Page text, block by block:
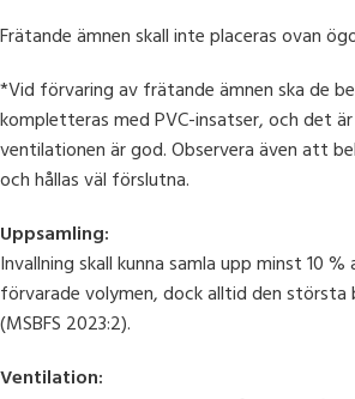
Frätande ämnen skall inte placeras ovan
*Vid förvaring av frätande ämnen ska de
kompletteras med PVC-insatser, och det
ventilationen är god. Observera även att
och hållas väl förslutna.
Uppsamling:
Invallning skall kunna samla upp minst 10
förvarade volymen, dock alltid den största
(MSBFS 2023:2).
Ventilation: